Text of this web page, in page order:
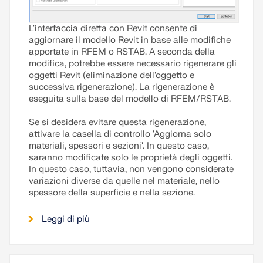
L'interfaccia diretta con Revit consente di
aggiornare il modello Revit in base alle modifiche
apportate in RFEM o RSTAB. A seconda della
modifica, potrebbe essere necessario rigenerare gli
oggetti Revit (eliminazione dell'oggetto e
successiva rigenerazione). La rigenerazione è
eseguita sulla base del modello di RFEM/RSTAB.
Se si desidera evitare questa rigenerazione,
attivare la casella di controllo 'Aggiorna solo
materiali, spessori e sezioni'. In questo caso,
saranno modificate solo le proprietà degli oggetti.
In questo caso, tuttavia, non vengono considerate
variazioni diverse da quelle nel materiale, nello
spessore della superficie e nella sezione.
Leggi di più